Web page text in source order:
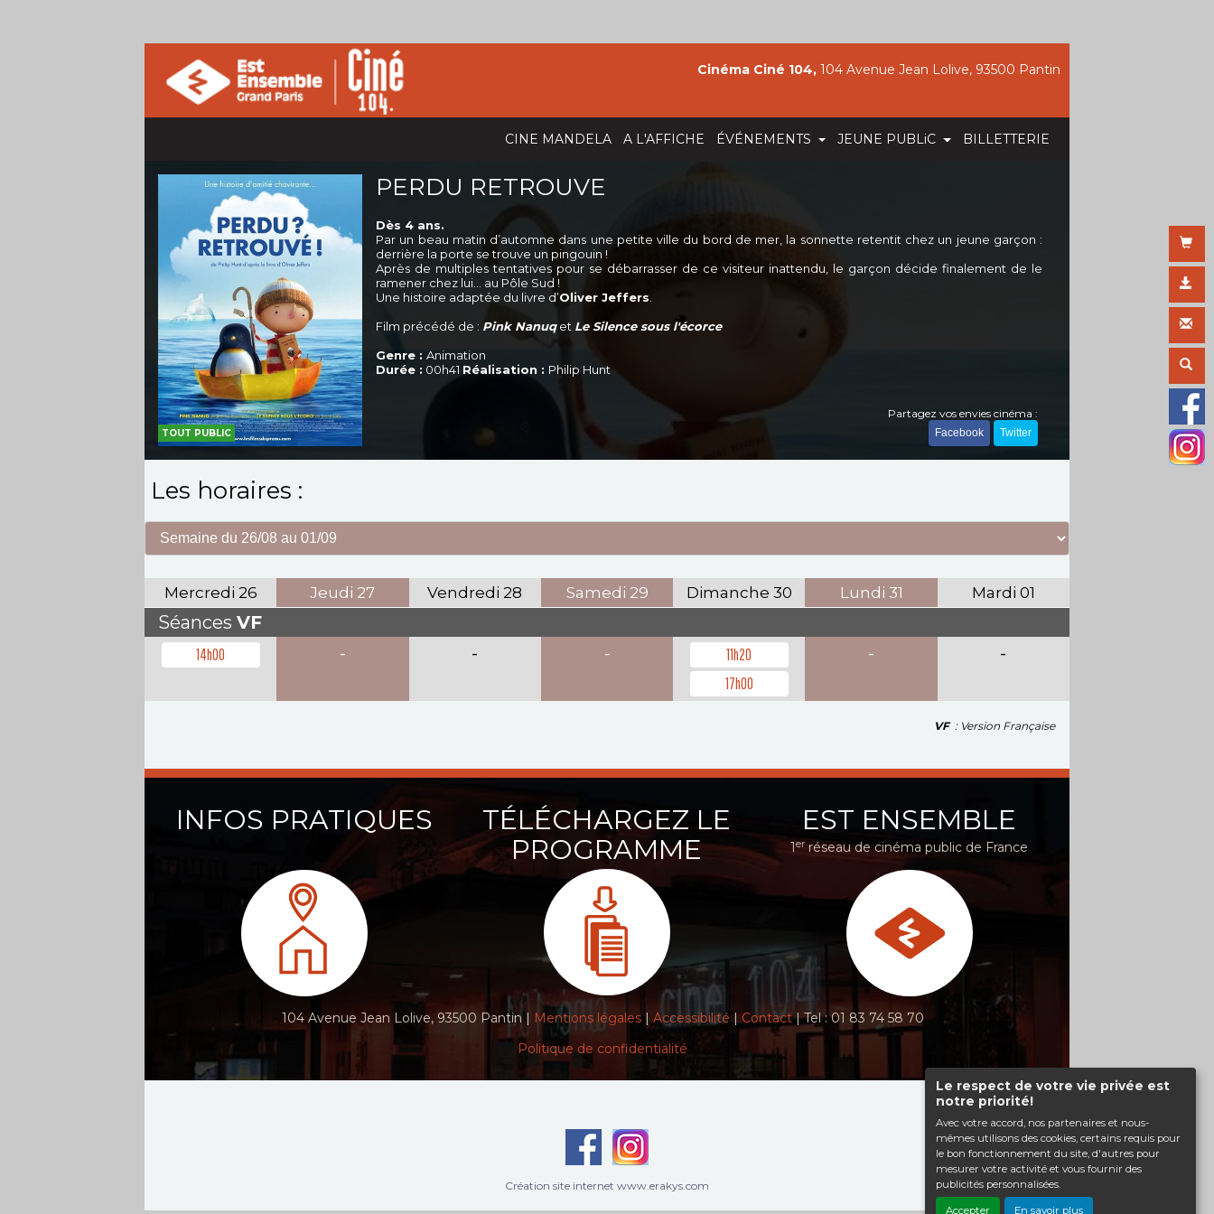
Le respect de votre vie privée est
notre priorité!
Avec votre accord, nos partenaires et nous-
mêmes utilisons des cookies, certains requis pour
le bon fonctionnement du site, d'autres pour
mesurer votre activité et vous fournir des
publicités personnalisées.
Accepter En savoir plus
CINE MANDELA A L'AFFICHE ÉVÉNEMENTS JEUNE PUBLiC BILLETTERIE
Cinéma Ciné 104, 104 Avenue Jean Lolive, 93500 Pantin
TOUT PUBLIC
PERDU RETROUVE
Dès 4 ans.
Par un beau matin d’automne dans une petite ville du bord de mer, la sonnette retentit chez un jeune garçon :
derrière la porte se trouve un pingouin !
Après de multiples tentatives pour se débarrasser de ce visiteur inattendu, le garçon décide finalement de le
ramener chez lui… au Pôle Sud !
Une histoire adaptée du livre d’Oliver Jeffers
Film précédé de : Pink Nanuqet Le Silence sous l'écorce
Genre : Animation
Durée : 00h41 Réalisation : Philip Hunt
Partagez vos envies cinéma :
Facebook Twitter
Les horaires :
Mercredi 26 Jeudi 27 Vendredi 28 Samedi 29 Dimanche 30 Lundi 31 Mardi 01
Séances VF
14h00 - - -
11h20
17h00
- -
VF : Version Française
INFOS PRATIQUES
TÉLÉCHARGEZ LE
PROGRAMME
EST ENSEMBLE
1er réseau de cinéma public de France
104 Avenue Jean Lolive, 93500 Pantin | Mentions légales|Accessibilité Contact| Tel : 01 83 74 58 70
Politique de confidentialité
Haut de page
Création site internet www.erakys.com